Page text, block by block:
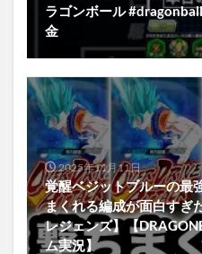
ラゴンボール
金
2025年11月11日
覚醒ベジットブルーの最
まくれる編成が面白すぎ
レジェンズ】【
ム実況】